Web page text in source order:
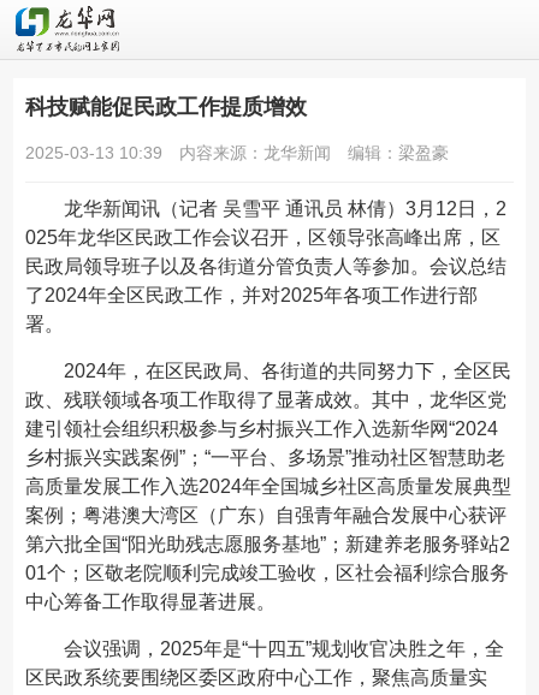
科技赋能促民政工作提质增效
2025-03-13 10:39 内容来源：龙华新闻 编辑：梁盈豪
龙华新闻讯（记者 吴雪平 通讯员 林倩）3月12日，2
025年龙华区民政工作会议召开，区领导张高峰出席，区
民政局领导班子以及各街道分管负责人等参加。会议总结
了2024年全区民政工作，并对2025年各项工作进行部
署。
2024年，在区民政局、各街道的共同努力下，全区民
政、残联领域各项工作取得了显著成效。其中，龙华区党
建引领社会组织积极参与乡村振兴工作入选新华网“2024
乡村振兴实践案例”；“一平台、多场景”推动社区智慧助老
高质量发展工作入选2024年全国城乡社区高质量发展典型
案例；粤港澳大湾区（广东）自强青年融合发展中心获评
第六批全国“阳光助残志愿服务基地”；新建养老服务驿站2
01个；区敬老院顺利完成竣工验收，区社会福利综合服务
中心筹备工作取得显著进展。
会议强调，2025年是“十四五”规划收官决胜之年，全
区民政系统要围绕区委区政府中心工作，聚焦高质量实